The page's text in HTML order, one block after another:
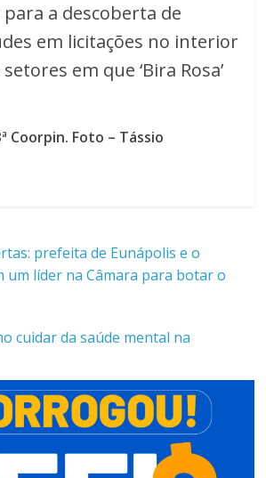
a descoberta de
em licitações no interior
em que ‘Bira Rosa’
Coorpin. Foto – Tássio
prefeita de Eunápolis e o
um líder na Câmara para botar o
cuidar da saúde mental na